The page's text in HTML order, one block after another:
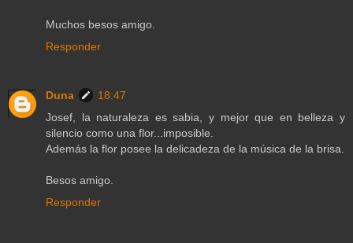
Muchos besos amigo.
Responder
Duna
18:47
Josef, la naturaleza es sabia, y mejor que en belleza y
silencio como una flor...imposible.
Además la flor posee la delicadeza de la música de la brisa.
Besos amigo.
Responder